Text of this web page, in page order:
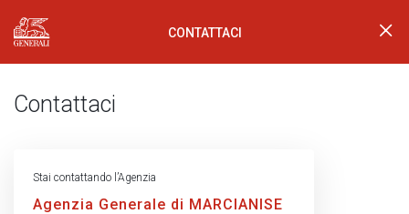
Generali Logo CONTATTACI
Contattaci
Stai contattando l’Agenzia
Agenzia Generale di MARCIANISE